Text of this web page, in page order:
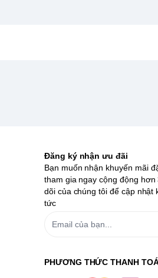
Đăng ký nhận ưu đãi
Bạn muốn nhận khuyến mãi
tham gia ngay cộng động
dõi của chúng tôi để cập nhật
tức
PHƯƠNG THỨC THANH